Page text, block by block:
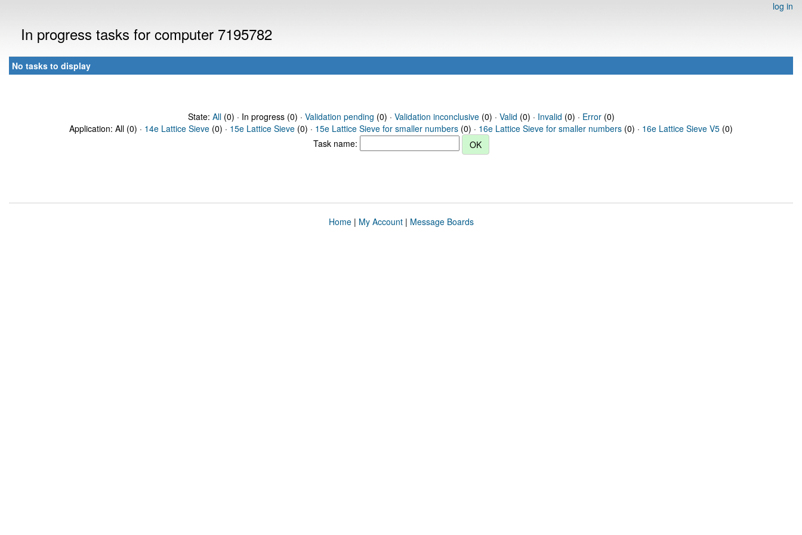
log in
In progress tasks for computer 7195782
No tasks to display
State: All(0) · In progress (0) · Validation pending (0) · Validation inconclusive(0) · Valid (0) · Invalid (0) · Error(0)
Application: All (0) · 14e Lattice Sieve (0) · 15e Lattice Sieve (0) · 15e Lattice Sieve for smaller numbers (0) · 16e Lattice Sieve for smaller numbers (0) · 16e Lattice Sieve V5 (0)
Task name:
Home| My Account| Message Boards